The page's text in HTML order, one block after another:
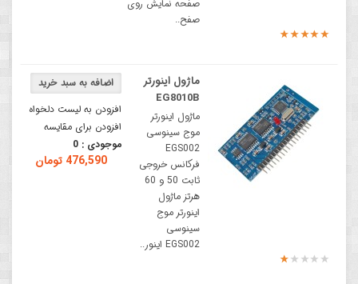
صفحه نمایش روی
صفح..
افزودن به لیست دلخواه
افزودن برای مقایسه
موجودی : 0
476,590 تومان
ماژول اینورتر
EG8010B
ماژول اینورتر
موج سینوسی
EGS002
فرکانس خروجی
ثابت 50 و 60
هرتز ماژول
اینورتر موج
سینوسی
EGS002 اینور..